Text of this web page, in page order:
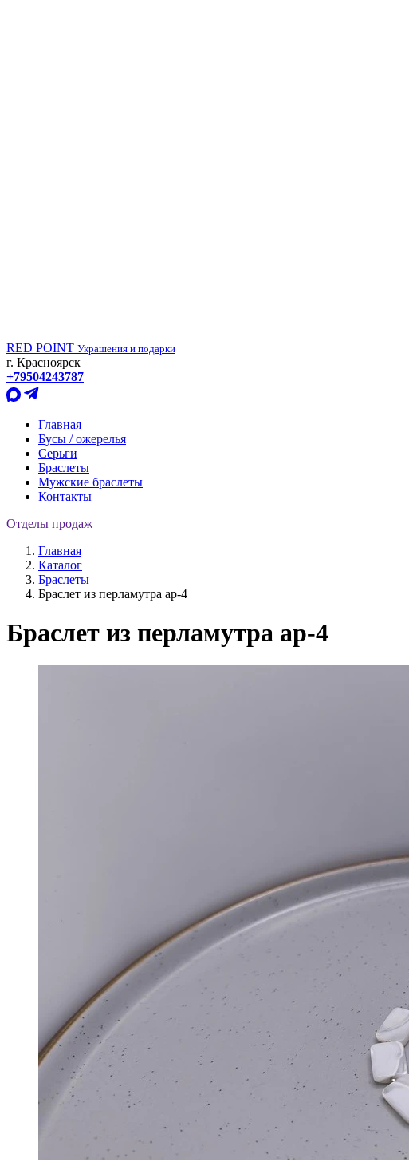
RED POINT Украшения и подарки
г. Красноярск
+79504243787
Главная
Бусы / ожерелья
Серьги
Браслеты
Мужские браслеты
Контакты
Отделы продаж
Главная
Каталог
Браслеты
Браслет из перламутра ар-4
Браслет из перламутра ар-4